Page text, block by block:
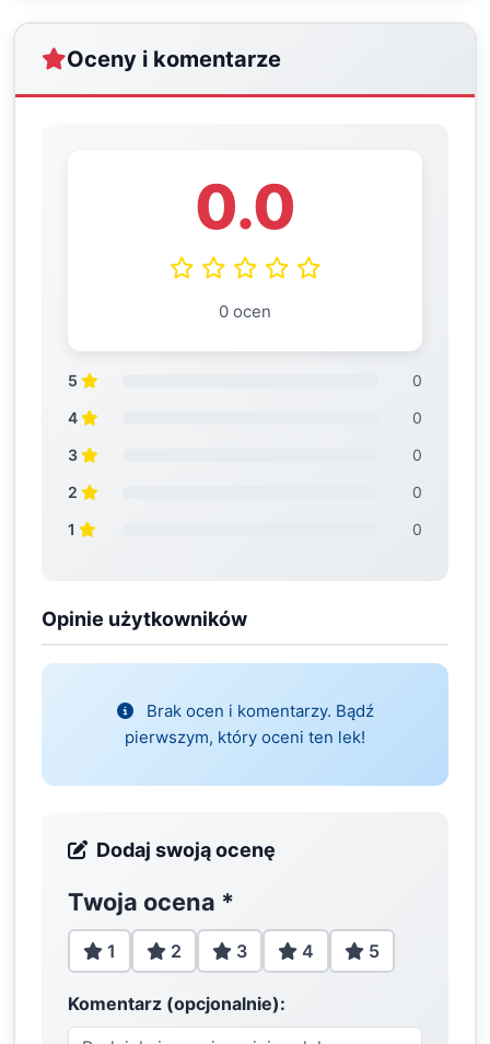
Oceny i komentarze
0.0
0 ocen
5
0
4
0
3
0
2
0
1
0
Opinie użytkowników
Brak ocen i komentarzy. Bądź
pierwszym, który oceni ten lek!
Dodaj swoją ocenę
Twoja ocena *
1 2 3 4 5
Komentarz (opcjonalnie):